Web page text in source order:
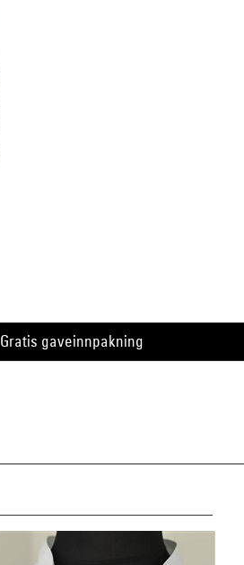
Gratis gaveinnpakning